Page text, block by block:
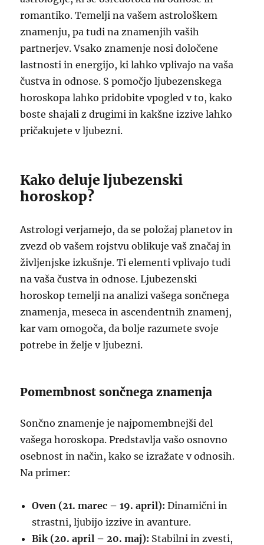
romantiko. Temelji na vašem astrološkem
znamenju, pa tudi na znamenjih vaših
partnerjev. Vsako znamenje nosi določene
lastnosti in energijo, ki lahko vplivajo na vaša
čustva in odnose. S pomočjo ljubezenskega
horoskopa lahko pridobite vpogled v to, kako
boste shajali z drugimi in kakšne izzive lahko
pričakujete v ljubezni.
Kako deluje ljubezenski
horoskop?
Astrologi verjamejo, da se položaj planetov in
zvezd ob vašem rojstvu oblikuje vaš značaj in
življenjske izkušnje. Ti elementi vplivajo tudi
na vaša čustva in odnose. Ljubezenski
horoskop temelji na analizi vašega sončnega
znamenja, meseca in ascendentnih znamenj,
kar vam omogoča, da bolje razumete svoje
potrebe in želje v ljubezni.
Pomembnost sončnega znamenja
Sončno znamenje je najpomembnejši del
vašega horoskopa. Predstavlja vašo osnovno
osebnost in način, kako se izražate v odnosih.
Na primer:
Oven (21. marec – 19. april): Dinamični in
strastni, ljubijo izzive in avanture.
Bik (20. april – 20. maj): Stabilni in zvesti,